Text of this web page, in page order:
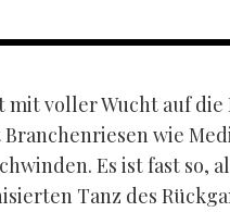
voller Wucht auf die
wie
Es ist fast so,
Tanz des